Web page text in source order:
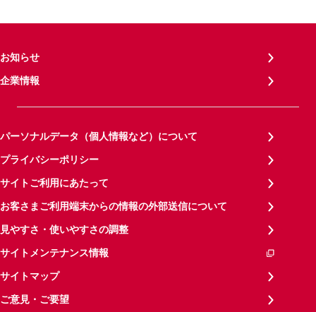
お知らせ
企業情報
パーソナルデータ（個人情報など）について
プライバシーポリシー
サイトご利用にあたって
お客さまご利用端末からの情報の外部送信について
見やすさ・使いやすさの調整
サイトメンテナンス情報
サイトマップ
ご意見・ご要望